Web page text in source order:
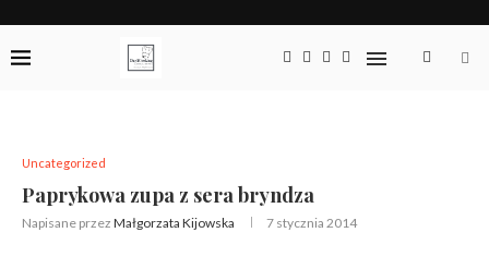
Uncategorized
Paprykowa zupa z sera bryndza
Napisane przez Małgorzata Kijowska 7 stycznia 2014